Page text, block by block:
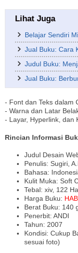
Lihat Juga
Belajar Sendiri
Jual Buku: Cara
Judul Buku:
Jual Buku:
- Font dan Teks dalam
- Warna dan Latar
- Layar, Hyperlink, dan
Rincian Informasi
Judul Desain
Penulis: Sugiri,
Bahasa:
Kulit Muka: Soft
Tebal: xiv, 122
Harga Buku:
Berat Buku: 140
Penerbit: ANDI
Tahun: 2007
Kondisi: Cukup
sesuai foto)